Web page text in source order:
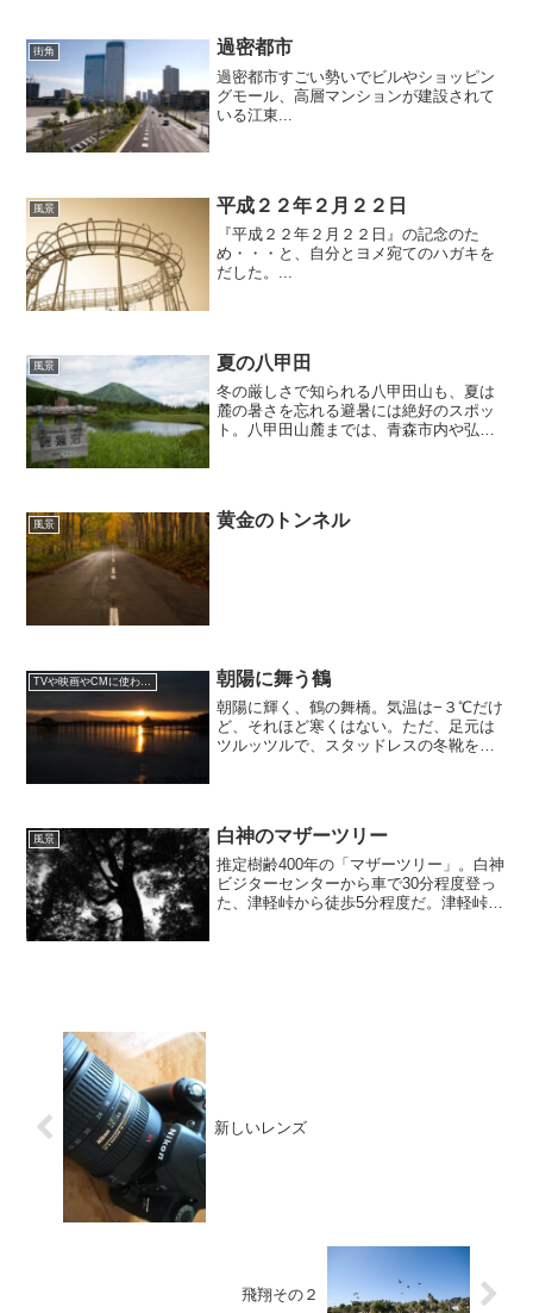
街角 過密都市
過密都市すごい勢いでビルやショッピン
グモール、高層マンションが建設されて
いる江東...
風景 平成２２年２月２２日
『平成２２年２月２２日』の記念のた
め・・・と、自分とヨメ宛てのハガキを
だした。...
風景 夏の八甲田
冬の厳しさで知られる八甲田山も、夏は
麓の暑さを忘れる避暑には絶好のスポッ
ト。八甲田山麓までは、青森市内や弘前
うルート。このゴール...
風景 黄金のトンネル
朝陽に舞う鶴
朝陽に輝く、鶴の舞橋。気温は−３℃だけ
ど、それほど寒くはない。ただ、足元は
ツルッツルで、スタッドレスの冬靴を履
風景 白神のマザーツリー
推定樹齢400年の「マザーツリー」。白神
ビジターセンターから車で30分程度登っ
た、津軽峠から徒歩5分程度だ。津軽峠か
新しいレンズ
飛翔その２